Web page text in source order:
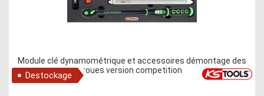
Module clé dynamométrique et accessoires démontage des
roues version competition
Destockage